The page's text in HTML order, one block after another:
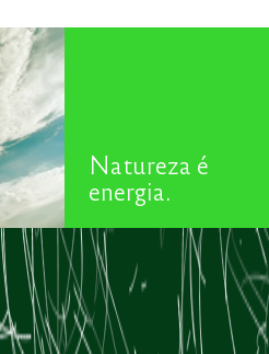
Natureza é
energia.